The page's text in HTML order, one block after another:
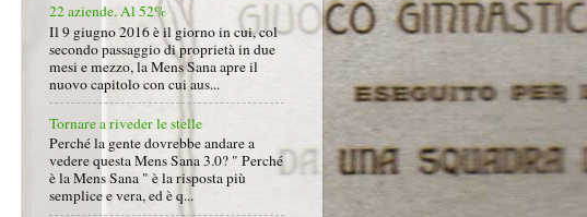
22 aziende. Al 52%
Il 9 giugno 2016 è il giorno in cui, col
secondo passaggio di proprietà in due
mesi e mezzo, la Mens Sana apre il
nuovo capitolo con cui aus...
Tornare a riveder le stelle
Perché la gente dovrebbe andare a
vedere questa Mens Sana 3.0? " Perché
è la Mens Sana " è la risposta più
semplice e vera, ed è q...